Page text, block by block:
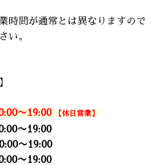
時間が通常とは異なりますので
い。
〜19:00 【休日営業】
〜19:00
〜19:00
〜19:00